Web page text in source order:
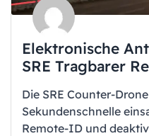
Elektronische
SRE Tragbarer
Die SRE Counter-
Sekundenschnelle
Remote-ID und